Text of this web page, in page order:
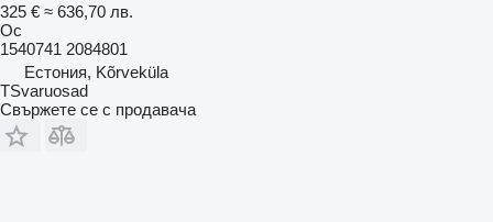
325 € ≈ 636,70 лв.
Ос
1540741 2084801
Естония, Kõrveküla
TSvaruosad
Свържете се с продавача